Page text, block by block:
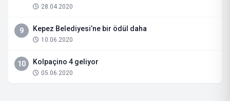
28.04.2020
9 Kepez Belediyesi’ne bir ödül daha
10.06.2020
10 Kolpaçino 4 geliyor
05.06.2020